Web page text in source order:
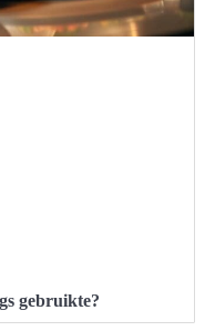
gebruikte?